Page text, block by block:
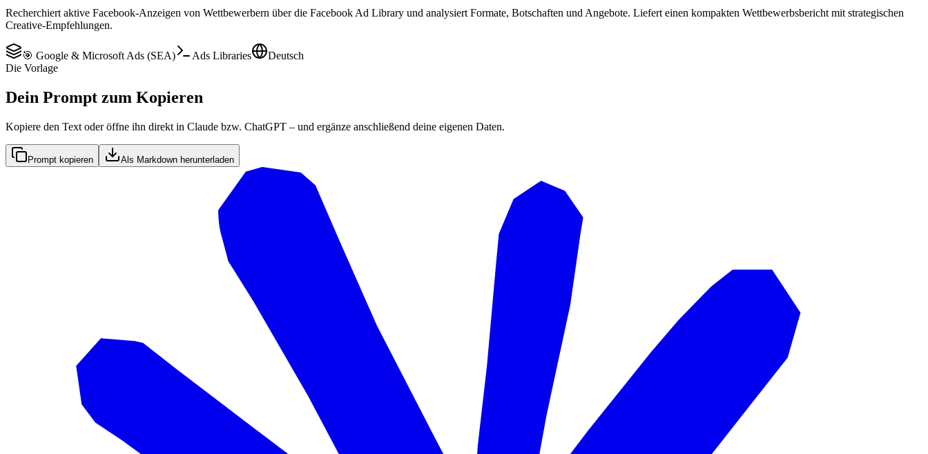
Recherchiert aktive Facebook-Anzeigen von Wettbewerbern über die Facebook Ad Library und analysiert Formate, Botschaften und Angebote. Liefert einen kompakten Wettbewerbsbericht mit strategischen
Creative-Empfehlungen.
🎯 Google & Microsoft Ads (SEA) Ads Libraries
Deutsch
Die Vorlage
Dein Prompt zum Kopieren
Kopiere den Text oder öffne ihn direkt in Claude bzw. ChatGPT – und ergänze anschließend deine eigenen Daten.
Prompt kopieren Als Markdown herunterladen